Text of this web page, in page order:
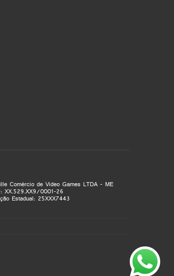
Comércio de Video Games LTDA - ME
XX.529.XX9/0001-26
Estadual: 25XXX7443